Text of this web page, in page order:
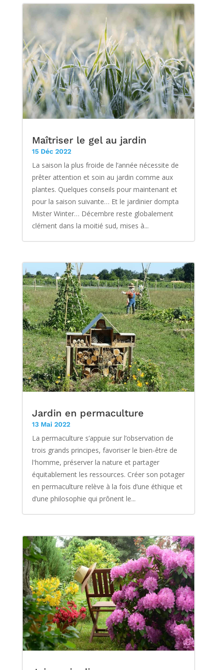
Maîtriser le gel au jardin
15 Déc 2022
La saison la plus froide de l’année nécessite de
prêter attention et soin au jardin comme aux
plantes. Quelques conseils pour maintenant et
pour la saison suivante… Et le jardinier dompta
Mister Winter… Décembre reste globalement
clément dans la moitié sud, mises à...
Jardin en permaculture
13 Mai 2022
La permaculture s’appuie sur l’observation de
trois grands principes, favoriser le bien-être de
l'homme, préserver la nature et partager
équitablement les ressources. Créer son potager
en permaculture relève à la fois d’une éthique et
d’une philosophie qui prônent le...